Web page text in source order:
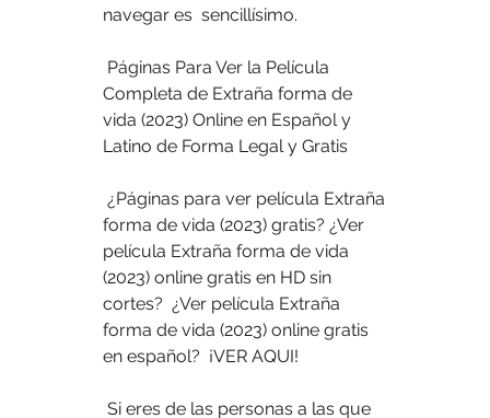
navegar es  sencillísimo.
Completa de Extraña forma de
vida (2023) Online en Español y
Latino de Forma Legal y Gratis
forma de vida (2023) gratis? ¿Ver
película Extraña forma de vida
(2023) online gratis en HD sin
cortes?  ¿Ver película Extraña
forma de vida (2023) online gratis
en español?  ¡VER AQUI!